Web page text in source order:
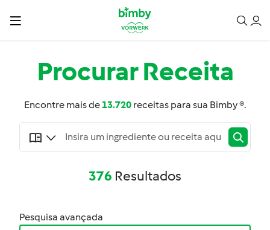
ProcurarReceita
Encontre mais de13.720 receitas para sua Bimby ®.
376 Resultados
Pesquisa avançada